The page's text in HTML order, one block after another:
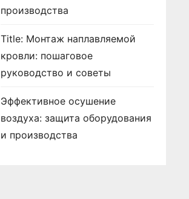
производства
Title: Монтаж наплавляемой
кровли: пошаговое
руководство и советы
Эффективное осушение
воздуха: защита оборудования
и производства